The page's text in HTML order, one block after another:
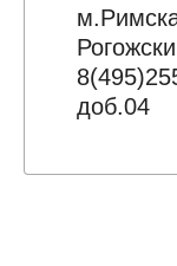
доб.04